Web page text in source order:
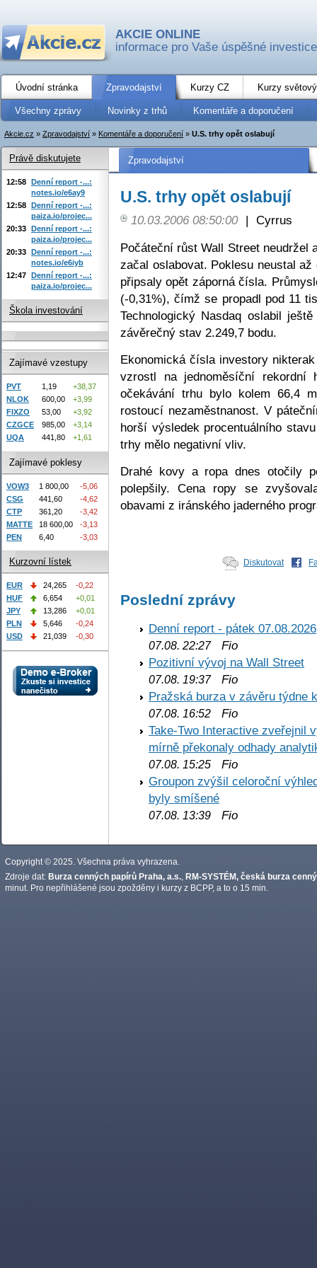
AKCIE ONLINE
informace pro Vaše úspěšné investice
Úvodní stránka Zpravodajství Kurzy CZ Kurzy
Všechny zprávy Novinky z trhů Komentáře a doporučení
Akcie.cz » Zpravodajství » Komentáře a doporučení » U.S. trhy opět oslabují
Zpravodajství
U.S. trhy opět oslabují
10.03.2006 08:50:00 | Cyrrus
Počáteční růst Wall Street neudržel
začal oslabovat. Poklesu neustal
připsaly opět záporná čísla.
(-0,31%), čímž se propadl pod 11
Technologický Nasdaq oslabil
závěrečný stav 2.249,7 bodu.
Ekonomická čísla investory
vzrostl na jednoměsíční rekordní
očekávání trhu bylo kolem 66,4
rostoucí nezaměstnanost. V
horší výsledek procentuálního
trhy mělo negativní vliv.
Drahé kovy a ropa dnes otočily
polepšily. Cena ropy se
obavami z iránského jaderného
Diskutovat
Poslední zprávy
Denní report - pátek 07.08.2026
07.08. 22:27Fio
Pozitivní vývoj na Wall Street
07.08. 19:37Fio
Pražská burza v závěru týdne
07.08. 16:52 Fio
Take-Two Interactive zveřejnil
mírně překonaly odhady
07.08. 15:25 Fio
Groupon zvýšil celoroční
byly smíšené
07.08. 13:39 Fio
Právě diskutujete
12:58 Denní report -...:
notes.io/e6ay9
12:58 Denní report -...:
paiza.io/projec...
20:33 Denní report -...:
paiza.io/projec...
20:33 Denní report -...:
notes.io/e6iyb
12:47 Denní report -...:
paiza.io/projec...
Škola investování
Zajímavé vzestupy
PVT 1,19
+38,37
NLOK
600,00
+3,99
FIXZO
53,00
+3,92
CZGCE
985,00
+3,14
UQA
441,80 +1,61
Zajímavé poklesy
VOW3 1 800,00
-5,06
CSG
441,60
-4,62
CTP
361,20
-3,42
MATTE
18 600,00
-3,13
PEN
6,40 -3,03
Kurzovní lístek
EUR 24,265
-0,22
HUF
6,654
+0,01
JPY
13,286
+0,01
PLN
5,646
-0,24
USD
21,039 -0,30
Copyright © 2025. Všechna práva vyhrazena.
Zdroje dat: Burza cenných papírů Praha, a.s., RM-SYSTÉM, česká burza
minut. Pro nepřihlášené jsou zpožděny i kurzy z BCPP, a to o 15 min.